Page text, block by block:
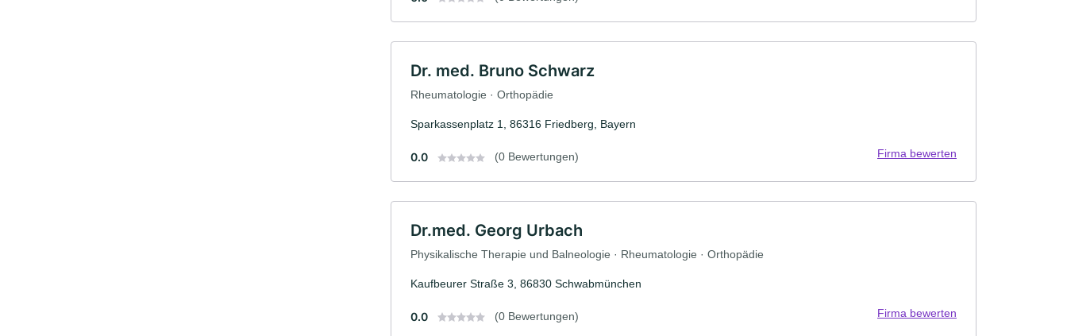
Dr. med. Bruno Schwarz
Rheumatologie · Orthopädie
Sparkassenplatz 1, 86316 Friedberg, Bayern
0.0 (0 Bewertungen) Firma bewerten
Dr.med. Georg Urbach
Physikalische Therapie und Balneologie · Rheumatologie · Orthopädie
Kaufbeurer Straße 3, 86830 Schwabmünchen
0.0 (0 Bewertungen) Firma bewerten